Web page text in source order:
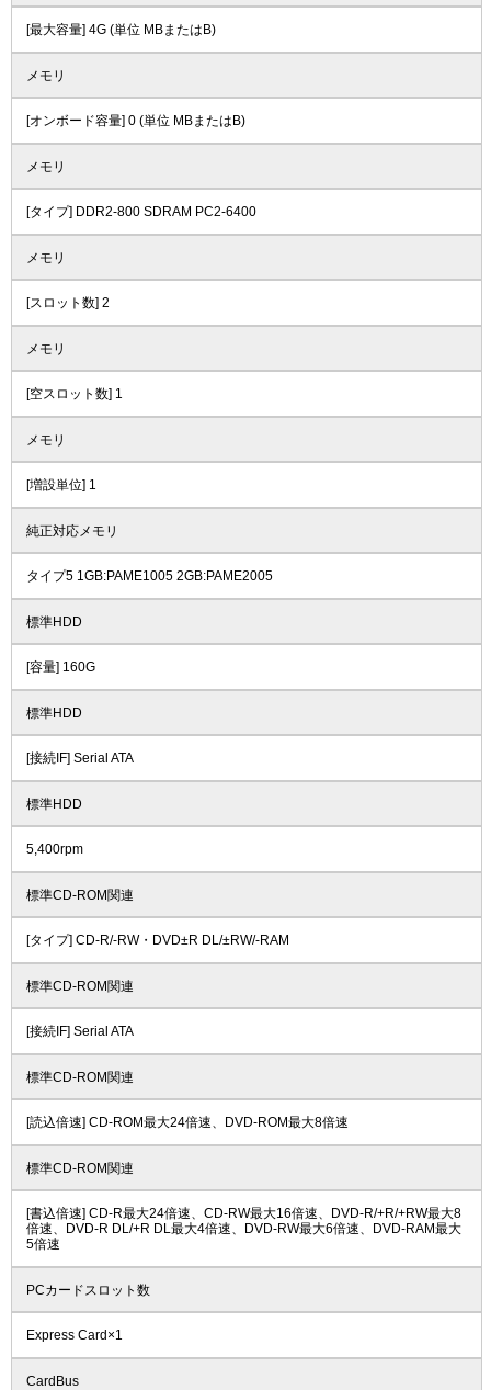
[最大容量] 4G (単位 MBまたはB)
メモリ
[オンボード容量] 0 (単位 MBまたはB)
メモリ
[タイプ] DDR2-800 SDRAM PC2-6400
メモリ
[スロット数] 2
メモリ
[空スロット数] 1
メモリ
[増設単位] 1
純正対応メモリ
タイプ5 1GB:PAME1005 2GB:PAME2005
標準HDD
[容量] 160G
標準HDD
[接続IF] Serial ATA
標準HDD
5,400rpm
標準CD-ROM関連
[タイプ] CD-R/-RW・DVD±R DL/±RW/-RAM
標準CD-ROM関連
[接続IF] Serial ATA
標準CD-ROM関連
[読込倍速] CD-ROM最大24倍速、DVD-ROM最大8倍速
標準CD-ROM関連
[書込倍速] CD-R最大24倍速、CD-RW最大16倍速、DVD-R/+R/+RW最大8
倍速、DVD-R DL/+R DL最大4倍速、DVD-RW最大6倍速、DVD-RAM最大
5倍速
PCカードスロット数
Express Card×1
CardBus